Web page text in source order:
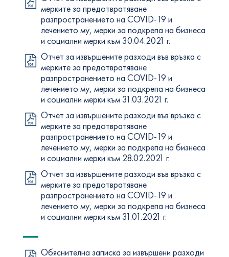
мерките за предотвратяване
разпространението на COVID-19 и
лечението му, мерки за подкрепа на бизнеса
и социални мерки към 30.04.2021 г.
Отчет за извършените разходи във връзка с
мерките за предотвратяване
разпространението на COVID-19 и
лечението му, мерки за подкрепа на бизнеса
и социални мерки към 31.03.2021 г.
Отчет за извършените разходи във връзка с
мерките за предотвратяване
разпространението на COVID-19 и
лечението му, мерки за подкрепа на бизнеса
и социални мерки към 28.02.2021 г.
Отчет за извършените разходи във връзка с
мерките за предотвратяване
разпространението на COVID-19 и
лечението му, мерки за подкрепа на бизнеса
и социални мерки към 31.01.2021 г.
Обяснителна записка за извършени разходи